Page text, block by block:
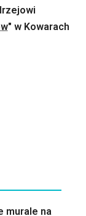
" w Kowarach
murale na